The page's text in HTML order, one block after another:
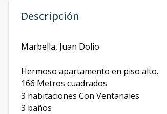
Descripción
Marbella, Juan Dolio
Hermoso apartamento en piso alto.
166 Metros cuadrados
3 habitaciones Con Ventanales
3 baños